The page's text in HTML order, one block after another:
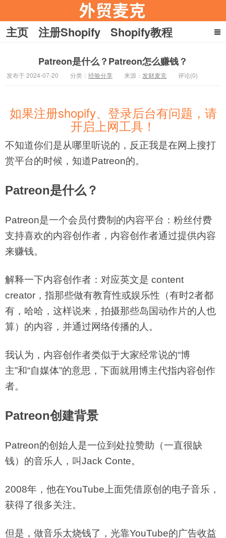
外贸麦克
主页 注册Shopify
Shopify教程
收款
在家赚美刀
关于麦克
Patreon是什么？Patreon怎么赚钱？
发布于 2024-07-20 分类： 经验分享 来源： 发财麦克 评论(0)
如果注册shopify、登录后台有问题，请
开启上网工具！
不知道你们是从哪里听说的，反正我是在网上搜打
赏平台的时候，知道Patreon的。
Patreon是什么？
Patreon是一个会员付费制的内容平台：粉丝付费
支持喜欢的内容创作者，内容创作者通过提供内容
来赚钱。
解释一下内容创作者：对应英文是 content
creator，指那些做有教育性或娱乐性（有时2者都
有，哈哈，这样说来，拍摄那些岛国动作片的人也
算）的内容，并通过网络传播的人。
我认为，内容创作者类似于大家经常说的“博
主”和“自媒体”的意思，下面就用博主代指内容创作
者。
Patreon创建背景
Patreon的创始人是一位到处拉赞助（一直很缺
钱）的音乐人，叫Jack Conte。
2008年，他在YouTube上面凭借原创的电子音乐，
获得了很多关注。
但是，做音乐太烧钱了，光靠YouTube的广告收益